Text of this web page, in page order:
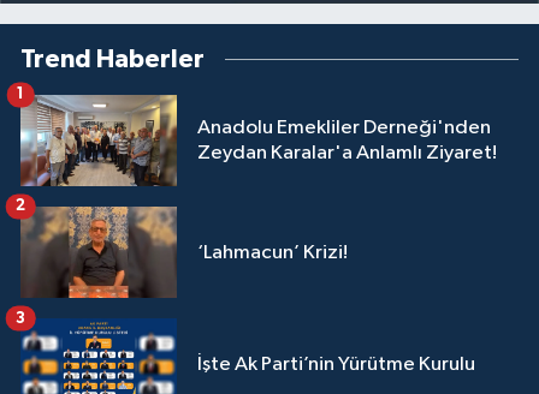
Trend Haberler
Anadolu Emekliler Derneği'nden
Zeydan Karalar'a Anlamlı Ziyaret!
1
‘Lahmacun’ Krizi!
2
İşte Ak Parti’nin Yürütme Kurulu
3